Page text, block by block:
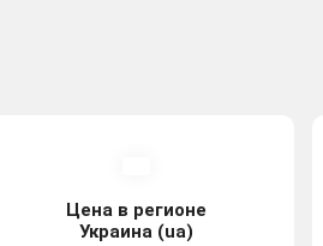
Цена в регионе
Украина (ua)